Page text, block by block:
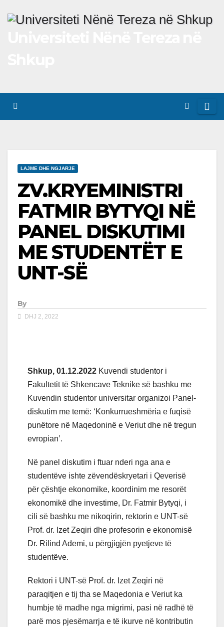
LAJME DHE NGJARJE
ZV.KRYEMINISTRI
FATMIR BYTYQI NË
PANEL DISKUTIMI
ME STUDENTËT E
UNT-SË
By
DHJ 2, 2022
Shkup, 01.12.2022 Kuvendi studentor i
Fakultetit të Shkencave Teknike së bashku me
Kuvendin studentor universitar organizoi Panel-
diskutim me temë: ‘Konkurrueshmëria e fuqisë
punëtore në Maqedoninë e Veriut dhe në tregun
evropian’.
Në panel diskutim i ftuar nderi nga ana e
studentëve ishte zëvendëskryetari i Qeverisë
për çështje ekonomike, koordinim me resorët
ekonomikë dhe investime, Dr. Fatmir Bytyqi, i
cili së bashku me nikoqirin, rektorin e UNT-së
Prof. dr. Izet Zeqiri dhe profesorin e ekonomisë
Dr. Rilind Ademi, u përgjigjën pyetjeve të
studentëve.
Rektori i UNT-së Prof. dr. Izet Zeqiri në
paraqitjen e tij tha se Maqedonia e Veriut ka
humbje të madhe nga migrimi, pasi në radhë të
parë mos pjesëmarrja e të ikurve në kontributin